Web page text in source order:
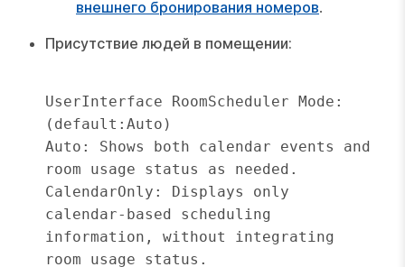
внешнего бронирования номеров.
Присутствие людей в помещении:
UserInterface RoomScheduler Mode:
(default:Auto)
Auto: Shows both calendar events and
room usage status as needed.
CalendarOnly: Displays only
calendar-based scheduling
information, without integrating
room usage status.